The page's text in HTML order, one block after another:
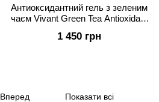
Антиоксидантний гель з зеленим
чаєм Vivant Green Tea Antioxidant
1 450 грн
Вперед Показати всі